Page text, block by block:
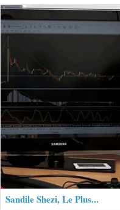
Sandile Shezi, Le Plus...